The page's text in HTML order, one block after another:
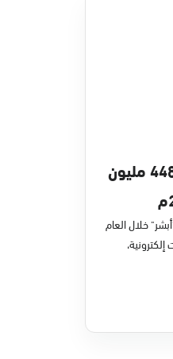
منصة أبشر تنفّذ أكثر من 448 مليون
خلال العام
عمليات إلكترونية،